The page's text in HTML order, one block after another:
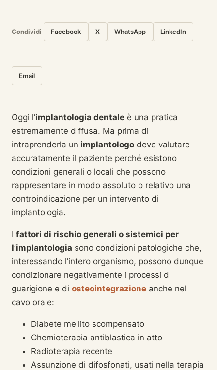
Condividi Facebook X WhatsApp LinkedIn
Email
Oggi l’implantologia dentale è una pratica
estremamente diffusa. Ma prima di
intraprenderla un implantologo deve valutare
accuratamente il paziente perché esistono
condizioni generali o locali che possono
rappresentare in modo assoluto o relativo una
controindicazione per un intervento di
implantologia.
I fattori di rischio generali o sistemici per
l’implantologia sono condizioni patologiche che,
interessando l’intero organismo, possono dunque
condizionare negativamente i processi di
guarigione e di osteointegrazione anche nel
cavo orale:
Diabete mellito scompensato
Chemioterapia antiblastica in atto
Radioterapia recente
Assunzione di difosfonati, usati nella terapia